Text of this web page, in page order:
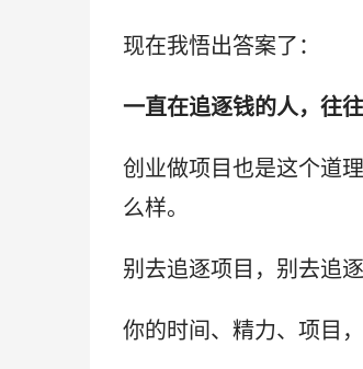
现在我悟出答案了：
一直在追逐钱的人，往
创业做项目也是这个道
么样。
别去追逐项目，别去追
你的时间、精力、项目